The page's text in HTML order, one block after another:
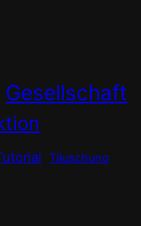
Gesellschaft
Täuschung